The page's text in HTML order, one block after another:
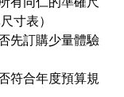
寸表）
先訂購少量體驗
符合年度預算規